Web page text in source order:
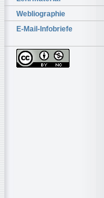
Webliographie
E-Mail-Infobriefe